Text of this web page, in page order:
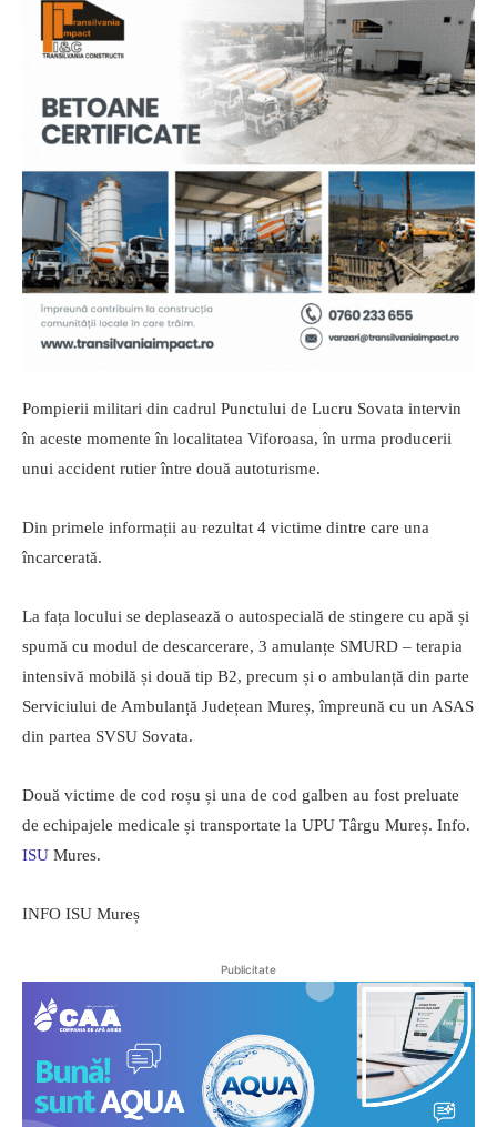
Pompierii militari din cadrul Punctului de Lucru Sovata intervin
în aceste momente în localitatea Viforoasa, în urma producerii
unui accident rutier între două autoturisme.
Din primele informații au rezultat 4 victime dintre care una
încarcerată.
La fața locului se deplasează o autospecială de stingere cu apă și
spumă cu modul de descarcerare, 3 amulanțe SMURD – terapia
intensivă mobilă și două tip B2, precum și o ambulanță din parte
Serviciului de Ambulanță Județean Mureș, împreună cu un ASAS
din partea SVSU Sovata.
Două victime de cod roșu și una de cod galben au fost preluate
de echipajele medicale și transportate la UPU Târgu Mureș. Info.
ISU Mures.
INFO ISU Mureș
Publicitate